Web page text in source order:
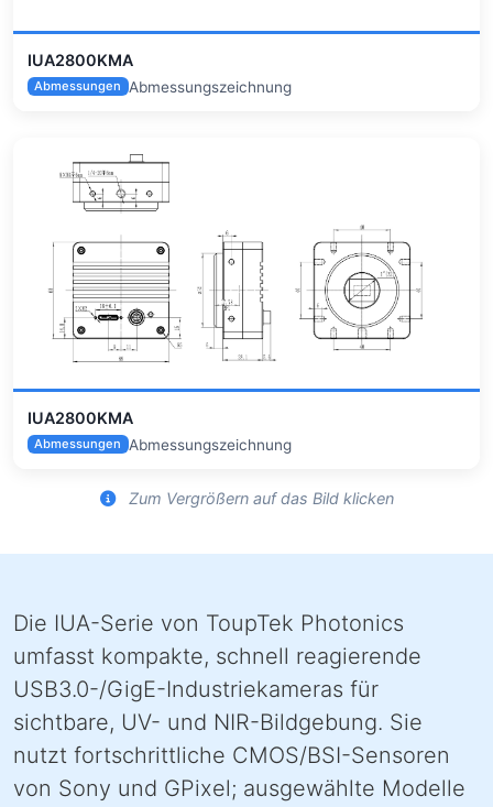
IUA2800KMA
Abmessungen Abmessungszeichnung
IUA2800KMA
Abmessungen Abmessungszeichnung
Zum Vergrößern auf das Bild klicken
Die IUA-Serie von ToupTek Photonics
umfasst kompakte, schnell reagierende
USB3.0-/GigE-Industriekameras für
sichtbare, UV- und NIR-Bildgebung. Sie
nutzt fortschrittliche CMOS/BSI-Sensoren
von Sony und GPixel; ausgewählte Modelle